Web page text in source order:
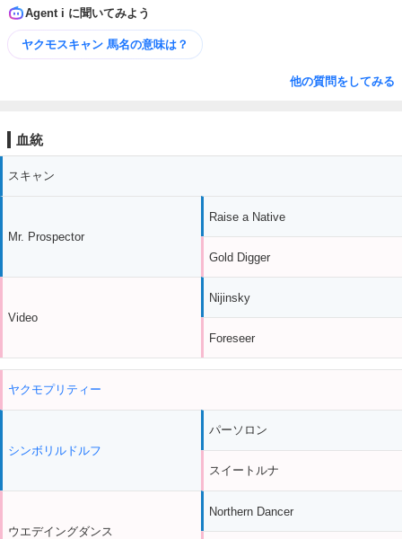
Agent i に聞いてみよう
ヤクモスキャン 馬名の意味は？
他の質問をしてみる
血統
スキャン
Mr. Prospector
Video
Raise a Native
Gold Digger
Nijinsky
Foreseer
ヤクモプリティー
シンボリルドルフ
ウエデイングダンス
パーソロン
スイートルナ
Northern Dancer